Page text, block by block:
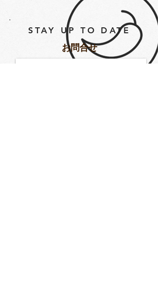
STAY UP TO DATE
​お問合せ